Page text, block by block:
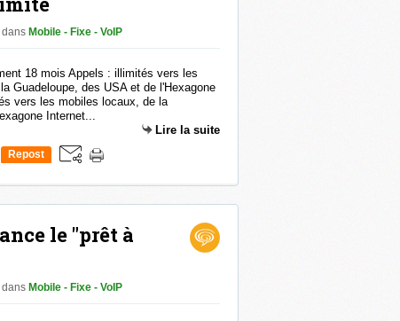
dans Mobile - Fixe - VoIP
18 mois Appels : illimités vers les
Guadeloupe, des USA et de l'Hexagone
vers les mobiles locaux, de la
Internet...
Lire la suite
Repost
le "prêt à
dans Mobile - Fixe - VoIP